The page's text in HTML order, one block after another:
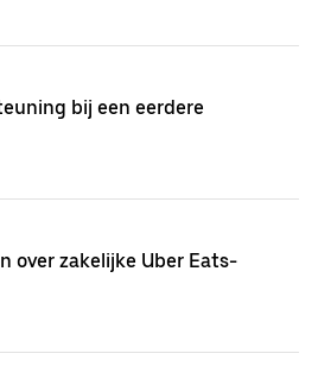
bij een eerdere
over zakelijke Uber Eats-